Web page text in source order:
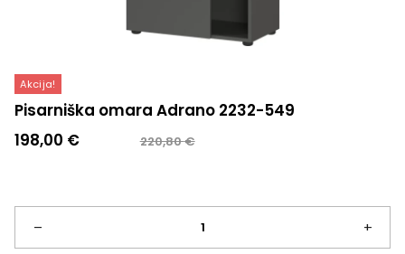
Akcija!
Pisarniška omara Adrano 2232-549
220,80€
Izvirna
bila:
220,80 €.
198,00 €
Trenutna
198,00 €.
–
Pisarniška +